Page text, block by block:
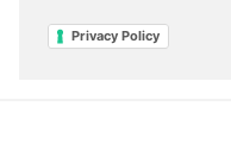
Privacy Policy